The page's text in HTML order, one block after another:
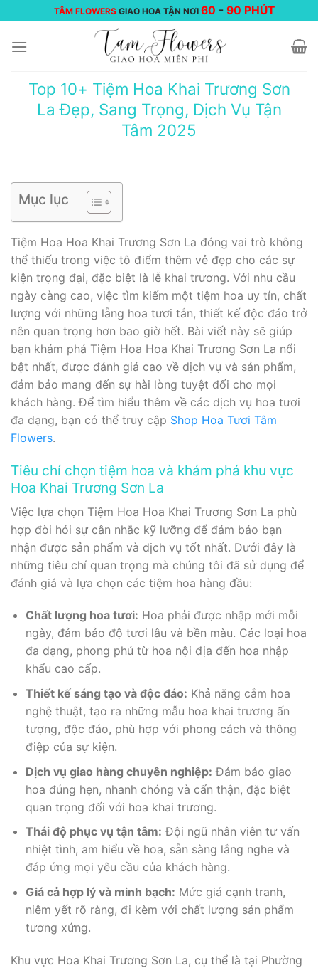
đến
nội
TÂM FLOWERS GIAO HOA TẬN NƠI 60 -90 PHÚT
Top 10+ Tiệm Hoa Khai Trương Sơn
La Đẹp, Sang Trọng, Dịch Vụ Tận
Tâm 2025
Mục lục
Tiệm Hoa Hoa Khai Trương Sơn La đóng vai trò không
thể thiếu trong việc tô điểm thêm vẻ đẹp cho các sự
kiện trọng đại, đặc biệt là lễ khai trương. Với nhu cầu
ngày càng cao, việc tìm kiếm một tiệm hoa uy tín, chất
lượng với những lẵng hoa tươi tắn, thiết kế độc đáo trở
nên quan trọng hơn bao giờ hết. Bài viết này sẽ giúp
bạn khám phá Tiệm Hoa Hoa Khai Trương Sơn La nổi
bật nhất, được đánh giá cao về dịch vụ và sản phẩm,
đảm bảo mang đến sự hài lòng tuyệt đối cho mọi
khách hàng. Để tìm hiểu thêm về các dịch vụ hoa tươi
đa dạng, bạn có thể truy cập Shop Hoa Tươi Tâm
Flowers.
Tiêu chí chọn tiệm hoa và khám phá khu vực
Hoa Khai Trương Sơn La
Việc lựa chọn Tiệm Hoa Hoa Khai Trương Sơn La phù
hợp đòi hỏi sự cân nhắc kỹ lưỡng để đảm bảo bạn
nhận được sản phẩm và dịch vụ tốt nhất. Dưới đây là
những tiêu chí quan trọng mà chúng tôi đã sử dụng để
đánh giá và lựa chọn các tiệm hoa hàng đầu:
Chất lượng hoa tươi: Hoa phải được nhập mới mỗi
ngày, đảm bảo độ tươi lâu và bền màu. Các loại hoa
đa dạng, phong phú từ hoa nội địa đến hoa nhập
khẩu cao cấp.
Thiết kế sáng tạo và độc đáo: Khả năng cắm hoa
nghệ thuật, tạo ra những mẫu hoa khai trương ấn
tượng, độc đáo, phù hợp với phong cách và thông
điệp của sự kiện.
Dịch vụ giao hàng chuyên nghiệp: Đảm bảo giao
hoa đúng hẹn, nhanh chóng và cẩn thận, đặc biệt
quan trọng đối với hoa khai trương.
Thái độ phục vụ tận tâm: Đội ngũ nhân viên tư vấn
nhiệt tình, am hiểu về hoa, sẵn sàng lắng nghe và
đáp ứng mọi yêu cầu của khách hàng.
Giá cả hợp lý và minh bạch: Mức giá cạnh tranh,
niêm yết rõ ràng, đi kèm với chất lượng sản phẩm
tương xứng.
Khu vực Hoa Khai Trương Sơn La, cụ thể là tại Phường